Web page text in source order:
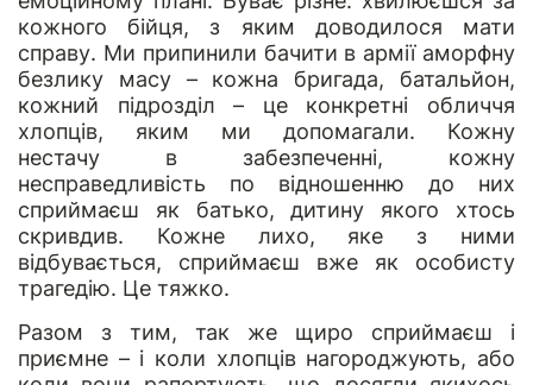
кожного бійця, з яким доводилося мати
справу. Ми припинили бачити в армії аморфну
безлику масу – кожна бригада, батальйон,
кожний підрозділ – це конкретні обличчя
хлопців, яким ми допомагали. Кожну
нестачу в забезпеченні, кожну
несправедливість по відношенню до них
сприймаєш як батько, дитину якого хтось
скривдив. Кожне лихо, яке з ними
відбувається, сприймаєш вже як особисту
трагедію. Це тяжко.
Разом з тим, так же щиро сприймаєш і
приємне – і коли хлопців нагороджують, або